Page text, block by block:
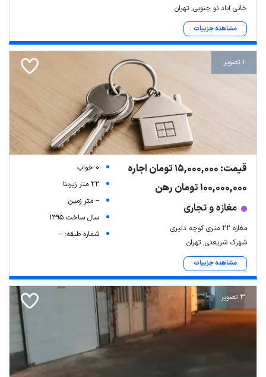
خانی آباد نو جنوبی, تهران
مشاهده جزییات
1 تصویر
قیمت: 15,000,000 تومان اجاره
100,000,000 تومان رهن
مغازه و تجاری
مغازه ۲۲ متری کوچه دلیری
شهرک شریعتی, تهران
مشاهده جزییات
0 خواب
22 متر زیربنا
-- متر زمین
سال ساخت 1395
شماره طبقه: --
3 تصویر